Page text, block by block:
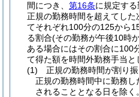
間につき、 第16条に規定す
正規の勤務時間を超えてし
てそれぞれ100分の125から
る割合(その勤務が午後10時
ある場合にはその割合に100
て得た額を時間外勤務手当と
(1)
正規の勤務時間が割り
正規の勤務時間中に勤務
されることとなる日を除く。